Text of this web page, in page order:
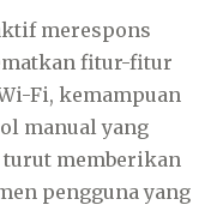
merespons
fitur-fitur
Fi, kemampuan
manual yang
memberikan
pengguna yang